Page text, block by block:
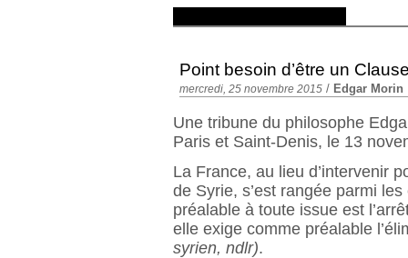
Point besoin d’être un
mercredi, 25 novembre 2015 / Edgar Morin
Une tribune du philosophe
Paris et Saint-Denis, le 13
La France, au lieu d’intervenir
de Syrie, s’est rangée parmi
préalable à toute issue est
elle exige comme préalable
syrien, ndlr).